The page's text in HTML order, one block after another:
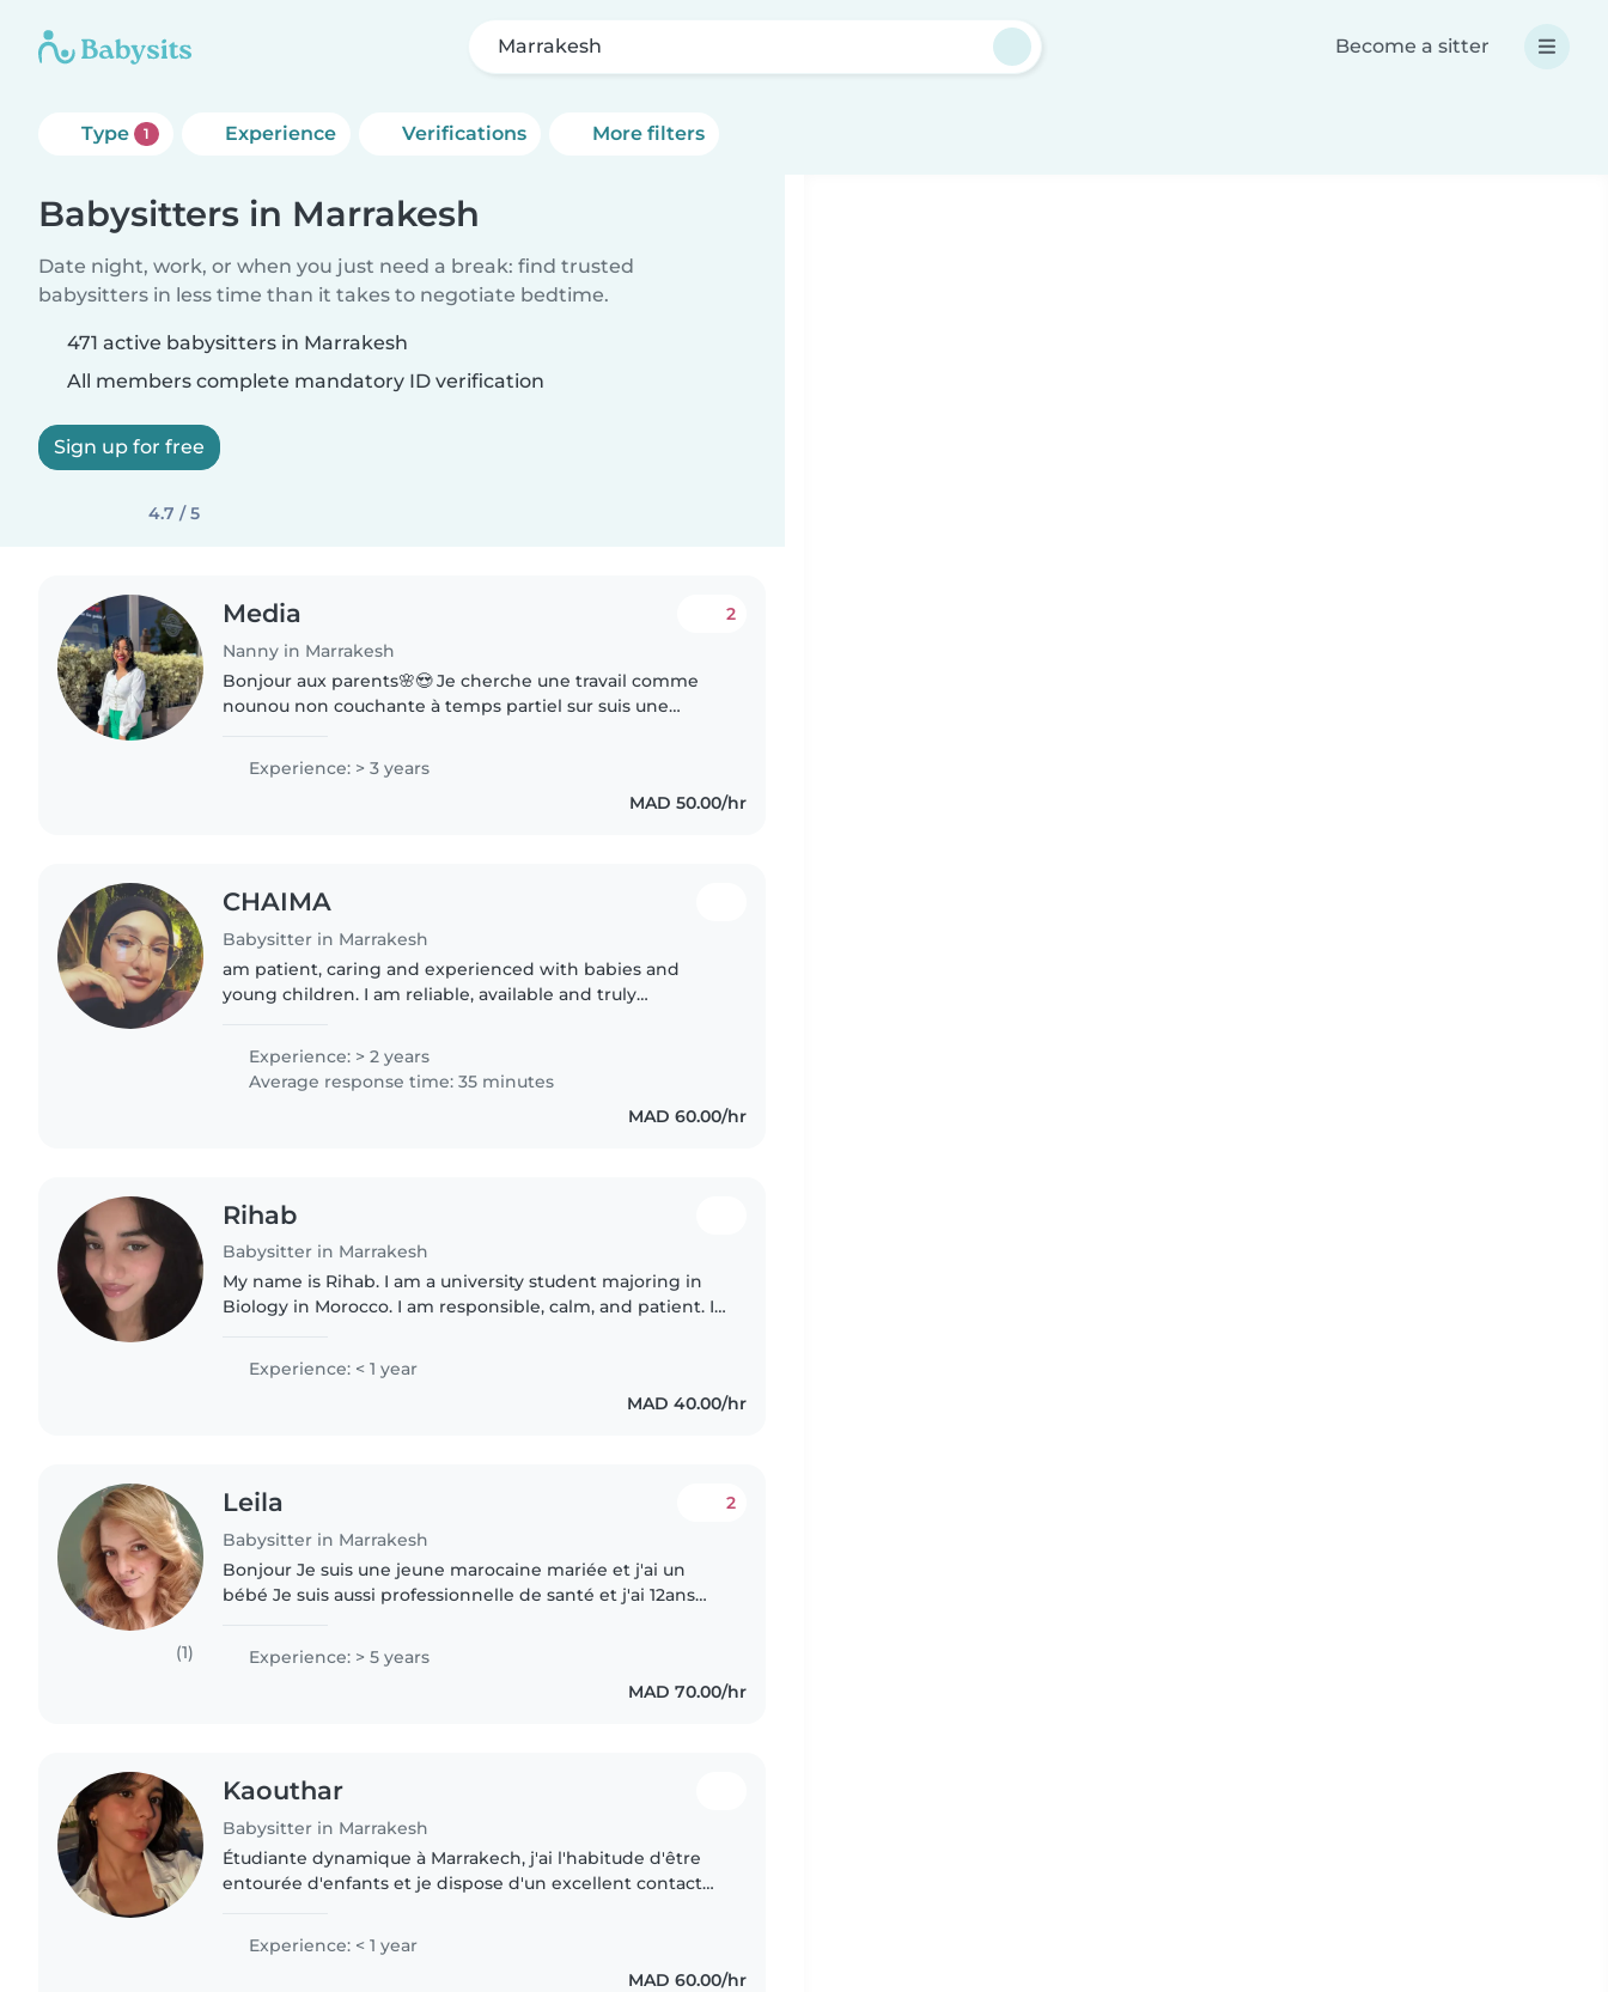
Marrakesh Become a sitter
Type 1 Experience Verifications More filters
Babysitters in Marrakesh
Date night, work, or when you just need a break: find trusted
babysitters in less time than it takes to negotiate bedtime.
471 active babysitters in Marrakesh
All members complete mandatory ID verification
Sign up for free
4.7 / 5
Media
Nanny in Marrakesh
2
Bonjour aux parents🌸😍 Je cherche une travail comme
nounou non couchante à temps partiel sur suis une
de bout d'choux à garder..
Experience: > 3 years
MAD 50.00/hr
CHAIMA
Babysitter in Marrakesh
am patient, caring and experienced with babies and
young children. I am reliable, available and truly
Experience: > 2 years
Average response time: 35 minutes
MAD 60.00/hr
Rihab
Babysitter in Marrakesh
My name is Rihab. I am a university student majoring in
Biology in Morocco. I am responsible, calm, and patient. I
learn in a friendly..
Experience: < 1 year
MAD 40.00/hr
(1)
Leila
Babysitter in Marrakesh
2
Bonjour Je suis une jeune marocaine mariée et j'ai un
bébé Je suis aussi professionnelle de santé et j'ai 12ans
l'enseignement,..
Experience: > 5 years
MAD 70.00/hr
Kaouthar
Babysitter in Marrakesh
Étudiante dynamique à Marrakech, j'ai l'habitude d'être
entourée d'enfants et je dispose d'un excellent contact
Experience: < 1 year
MAD 60.00/hr